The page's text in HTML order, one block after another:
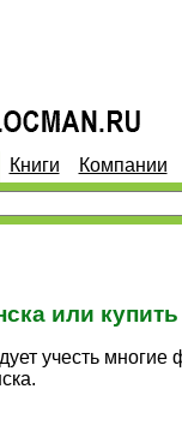
Книги Компании
или
учесть